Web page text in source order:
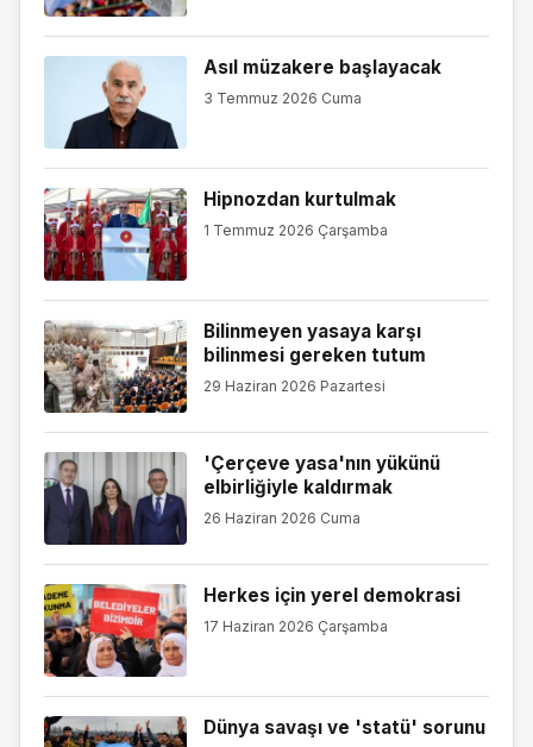
Asıl müzakere başlayacak
3 Temmuz 2026 Cuma
Hipnozdan kurtulmak
1 Temmuz 2026 Çarşamba
Bilinmeyen yasaya karşı
bilinmesi gereken tutum
29 Haziran 2026 Pazartesi
'Çerçeve yasa'nın yükünü
elbirliğiyle kaldırmak
26 Haziran 2026 Cuma
Herkes için yerel demokrasi
17 Haziran 2026 Çarşamba
Dünya savaşı ve 'statü' sorunu